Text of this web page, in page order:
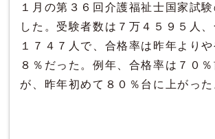
１月の第３６回介護福祉士国家試
した。受験者数は７万４５９５人
１７４７人で、合格率は昨年よりや
８％だった。例年、合格率は７０
が、昨年初めて８０％台に上がった